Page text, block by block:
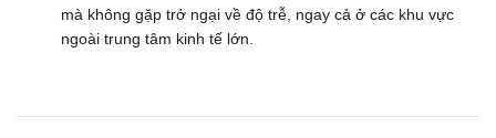
mà không gặp trở ngại về độ trễ, ngay cả ở các khu vực
ngoài trung tâm kinh tế lớn.